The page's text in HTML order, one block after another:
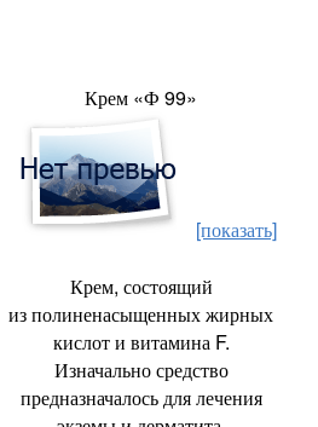
Крем «Ф 99»
[показать]
Крем, состоящий
из полиненасыщенных жирных
кислот и витамина F.
Изначально средство
предназначалось для лечения